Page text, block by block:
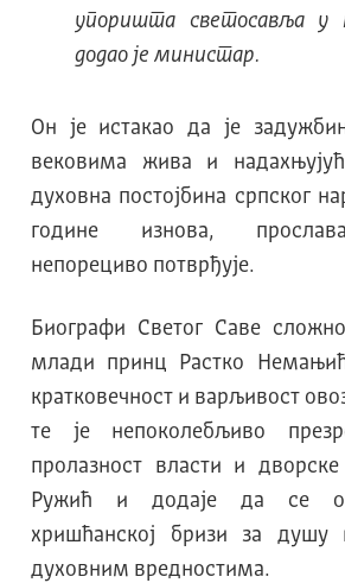
упоришта светосавља у
додао је министар.
Он је истакао да је
вековима жива и
духовна постојбина српског
године изнова,
непорециво потврђује.
Биографи Светог Саве
млади принц Растко
кратковечност и варљивост
те је непоколебљиво
пролазност власти и
Ружић и додаје да се
хришћанској бризи за душу
духовним вредностима.